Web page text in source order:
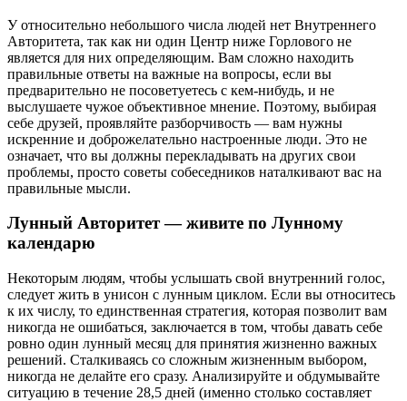
У относительно небольшого числа людей нет Внутреннего
Авторитета, так как ни один Центр ниже Горлового не
является для них определяющим. Вам сложно находить
правильные ответы на важные на вопросы, если вы
предварительно не посоветуетесь с кем-нибудь, и не
выслушаете чужое объективное мнение. Поэтому, выбирая
себе друзей, проявляйте разборчивость — вам нужны
искренние и доброжелательно настроенные люди. Это не
означает, что вы должны перекладывать на других свои
проблемы, просто советы собеседников наталкивают вас на
правильные мысли.
Лунный Авторитет — живите по Лунному
календарю
Некоторым людям, чтобы услышать свой внутренний голос,
следует жить в унисон с лунным циклом. Если вы относитесь
к их числу, то единственная стратегия, которая позволит вам
никогда не ошибаться, заключается в том, чтобы давать себе
ровно один лунный месяц для принятия жизненно важных
решений. Сталкиваясь со сложным жизненным выбором,
никогда не делайте его сразу. Анализируйте и обдумывайте
ситуацию в течение 28,5 дней (именно столько составляет